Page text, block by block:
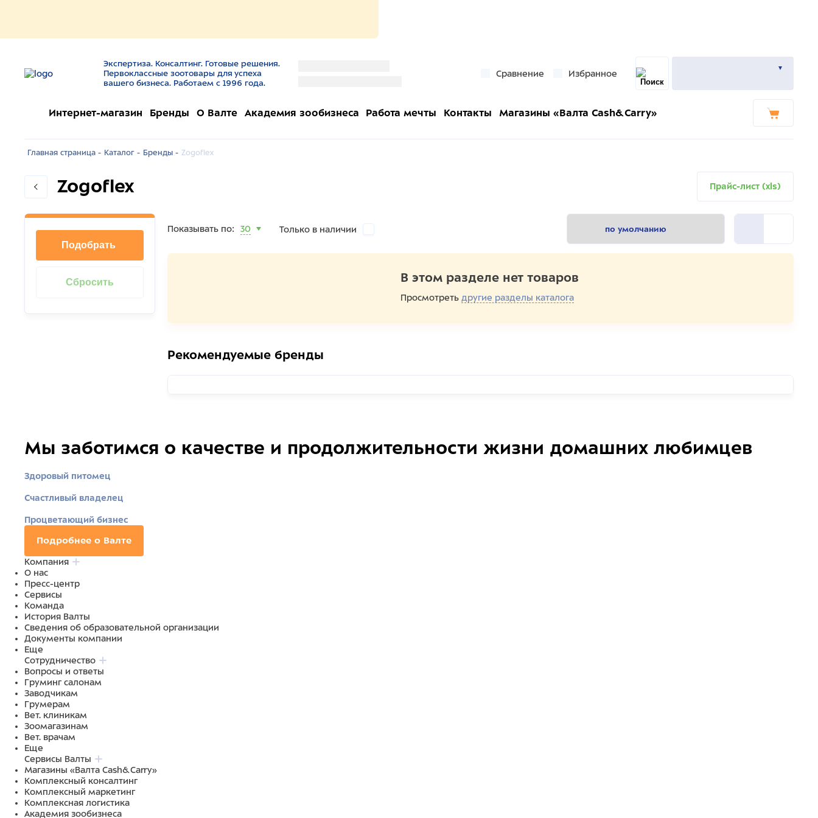
Экспертиза. Консалтинг. Готовые решения.
Первоклассные зоотовары для успеха
вашего бизнеса. Работаем с 1996 года.
Сравнение Избранное
Интернет-магазин Бренды О Валте Академия зообизнеса Работа мечты Контакты Магазины «Валта Cash&Carry»
Главная страница - Каталог - Бренды - Zogoflex
Zogoflex Прайс-лист (xls)
Подобрать
Показывать по: 30 Только в наличии
В этом разделе нет товаров
Просмотреть другие разделы каталога
Рекомендуемые бренды
Мы заботимся о качестве и продолжительности жизни домашних любимцев
Здоровый питомец
Счастливый владелец
Процветающий бизнес
Подробнее о Валте
Компания
О нас
Пресс-центр
Сервисы
Команда
История Валты
Сведения об образовательной организации
Документы компании
Еще
Сотрудничество
Вопросы и ответы
Груминг салонам
Заводчикам
Грумерам
Вет. клиникам
Зоомагазинам
Вет. врачам
Еще
Сервисы Валты
Магазины «Валта Cash&Carry»
Комплексный консалтинг
Комплексный маркетинг
Комплексная логистика
Академия зообизнеса